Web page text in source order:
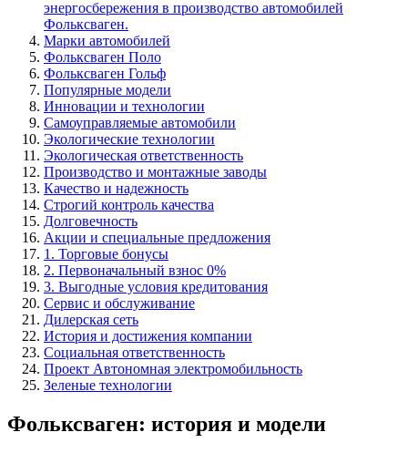
Марки автомобилей
Фольксваген Поло
Фольксваген Гольф
Популярные модели
Инновации и технологии
Самоуправляемые автомобили
Экологические технологии
Экологическая ответственность
Производство и монтажные заводы
Качество и надежность
Строгий контроль качества
Долговечность
Акции и специальные предложения
1. Торговые бонусы
2. Первоначальный взнос 0%
3. Выгодные условия кредитования
Сервис и обслуживание
Дилерская сеть
История и достижения компании
Социальная ответственность
Проект Автономная электромобильность
Зеленые технологии
Фольксваген: история и модели